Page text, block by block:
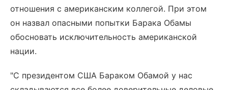
отношения с американским коллегой. При этом
он назвал опасными попытки Барака Обамы
обосновать исключительность американской
нации.
"С президентом США Бараком Обамой у нас